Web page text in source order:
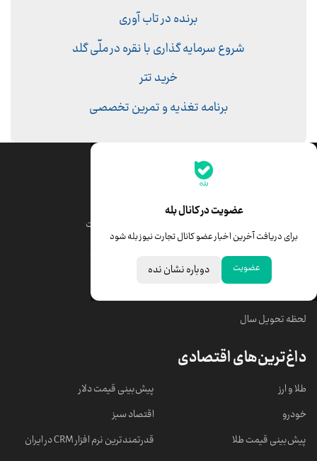
برنده در تاب آوری
شروع سرمایه گذاری با نقره در ملّی گلد
خرید تتر
برنامه تغذیه و تمرین تخصصی
عضویت در کانال بله
برای دریافت آخرین اخبار عضو کانال تجارت نیوز بله شود
عضویت دوباره نشان نده
جدیدترین قیمت‌ها
قیمت درهم امارات
خبرهای مهم
لحظه تحویل سال
داغ‌ترین‌های اقتصادی
طلا و ارز
خودرو
پیش‌بینی قیمت طلا
پیش‌بینی قیمت دلار
اقتصاد سبز
قدرتمندترین نرم‌ افزار CRM در ایران